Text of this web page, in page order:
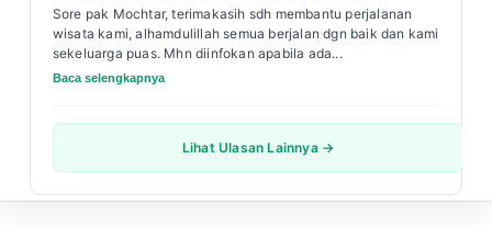
Sore pak Mochtar, terimakasih sdh membantu perjalanan
wisata kami, alhamdulillah semua berjalan dgn baik dan kami
sekeluarga puas. Mhn diinfokan apabila ada...
Baca selengkapnya
Lihat Ulasan Lainnya →